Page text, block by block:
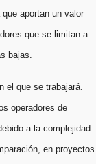
aportan un valor
que se limitan a
bajas.
el que se trabajará.
operadores de
a la complejidad
en proyectos